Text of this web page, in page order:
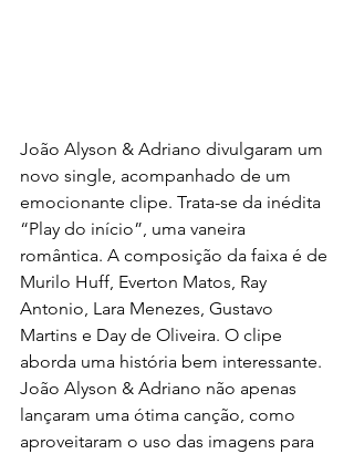
João Alyson & Adriano divulgaram um
novo single, acompanhado de um
emocionante clipe. Trata-se da inédita
“Play do início”, uma vaneira
romântica. A composição da faixa é de
Murilo Huff, Everton Matos, Ray
Antonio, Lara Menezes, Gustavo
Martins e Day de Oliveira. O clipe
aborda uma história bem interessante.
João Alyson & Adriano não apenas
lançaram uma ótima canção, como
aproveitaram o uso das imagens para